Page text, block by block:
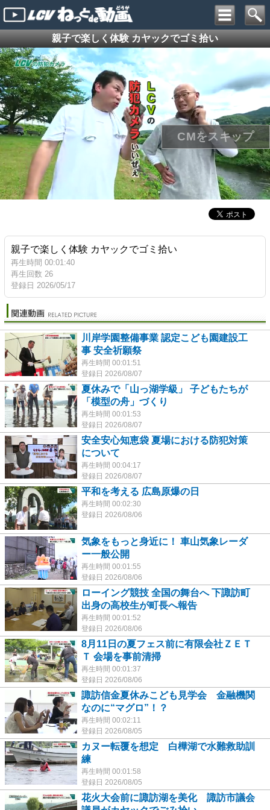
親子で楽しく体験 カヤックでゴミ拾い
親子で楽しく体験 カヤックでゴミ拾い
再生時間 00:01:40
再生回数 26
登録日 2026/05/17
川岸学園整備事業 認定こども園建設工
事 安全祈願祭
再生時間 00:01:51
登録日 2026/08/07
夏休みで「山っ湖学級」 子どもたちが
「模型の舟」づくり
再生時間 00:01:53
登録日 2026/08/07
安全安心知恵袋 夏場における防犯対策
について
再生時間 00:04:17
登録日 2026/08/07
平和を考える 広島原爆の日
再生時間 00:02:30
登録日 2026/08/06
気象をもっと身近に！ 車山気象レーダ
ー一般公開
再生時間 00:01:55
登録日 2026/08/06
ローイング競技 全国の舞台へ 下諏訪町
出身の高校生が町長へ報告
再生時間 00:01:52
登録日 2026/08/06
8月11日の夏フェス前に有限会社ＺＥＴ
Ｔ 会場を事前清掃
再生時間 00:01:37
登録日 2026/08/06
諏訪信金夏休みこども見学会 金融機関
なのに“マグロ”！？
再生時間 00:02:11
登録日 2026/08/05
カヌー転覆を想定 白樺湖で水難救助訓
練
再生時間 00:01:58
登録日 2026/08/05
花火大会前に諏訪湖を美化 諏訪市議会